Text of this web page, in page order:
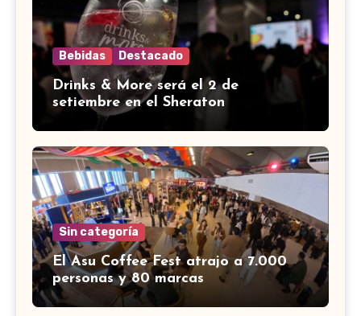
Bebidas Destacado
Drinks & More será el 2 de
setiembre en el Sheraton
Sin categoría
El Asu Coffee Fest atrajo a 7.000
personas y 80 marcas